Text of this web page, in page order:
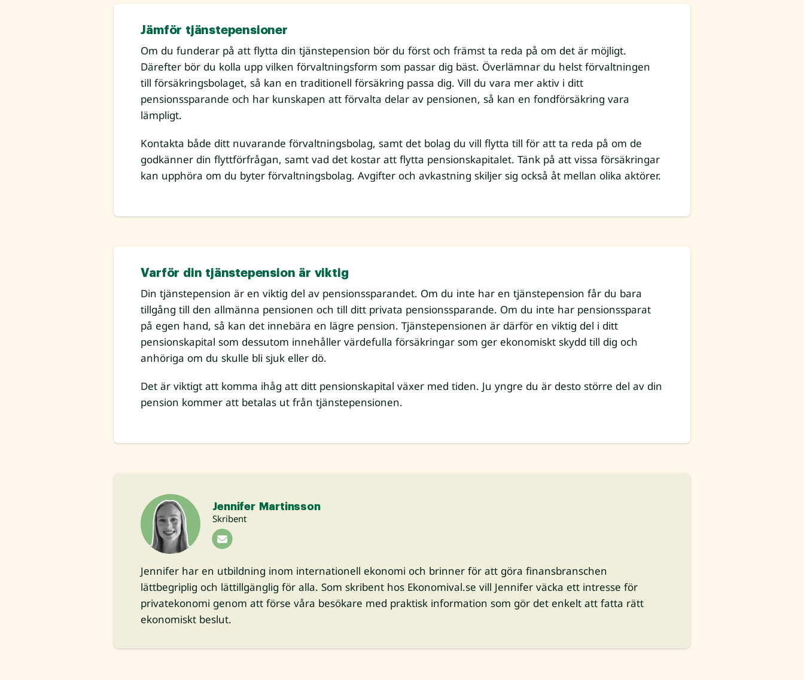
Jämför tjänstepensioner
Om du funderar på att flytta din tjänstepension bör du först och främst ta reda på om det är möjligt.
Därefter bör du kolla upp vilken förvaltningsform som passar dig bäst. Överlämnar du helst förvaltningen
till försäkringsbolaget, så kan en traditionell försäkring passa dig. Vill du vara mer aktiv i ditt
pensionssparande och har kunskapen att förvalta delar av pensionen, så kan en fondförsäkring vara
lämpligt.
Kontakta både ditt nuvarande förvaltningsbolag, samt det bolag du vill flytta till för att ta reda på om de
godkänner din flyttförfrågan, samt vad det kostar att flytta pensionskapitalet. Tänk på att vissa försäkringar
kan upphöra om du byter förvaltningsbolag. Avgifter och avkastning skiljer sig också åt mellan olika aktörer.
Varför din tjänstepension är viktig
Din tjänstepension är en viktig del av pensionssparandet. Om du inte har en tjänstepension får du bara
tillgång till den allmänna pensionen och till ditt privata pensionssparande. Om du inte har pensionssparat
på egen hand, så kan det innebära en lägre pension. Tjänstepensionen är därför en viktig del i ditt
pensionskapital som dessutom innehåller värdefulla försäkringar som ger ekonomiskt skydd till dig och
anhöriga om du skulle bli sjuk eller dö.
Det är viktigt att komma ihåg att ditt pensionskapital växer med tiden. Ju yngre du är desto större del av din
pension kommer att betalas ut från tjänstepensionen.
Jennifer Martinsson
Skribent
Jennifer har en utbildning inom internationell ekonomi och brinner för att göra finansbranschen
lättbegriplig och lättillgänglig för alla. Som skribent hos Ekonomival.se vill Jennifer väcka ett intresse för
privatekonomi genom att förse våra besökare med praktisk information som gör det enkelt att fatta rätt
ekonomiskt beslut.